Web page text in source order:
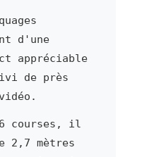
d'une
appréciable
de près
courses, il
2,7 mètres